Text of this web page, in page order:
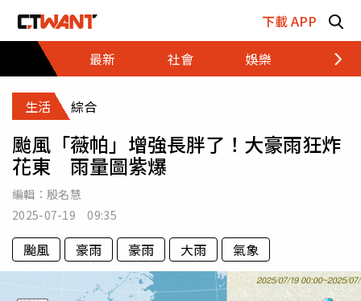
下載 APP
最新
社會 娛樂 財經
生活 綜合
颱風「薇帕」增強長胖了！大豪雨狂炸
花東 雨量圖紫爆
編輯： 殷名慧
2025-07-19 09:35
颱風 豪雨 豪雨 大雨 氣象